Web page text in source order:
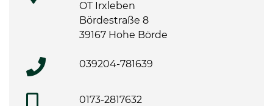
OT Irxleben
Bördestraße 8
39167 Hohe Börde
039204-781639
0173-2817632